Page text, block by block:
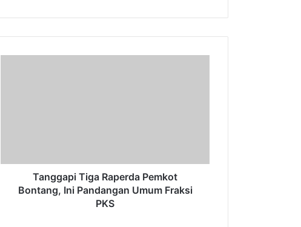
Fraksi
Tanggapi Tiga Raperda Pemkot
Bontang, Ini Pandangan Umum Fraksi
PKS